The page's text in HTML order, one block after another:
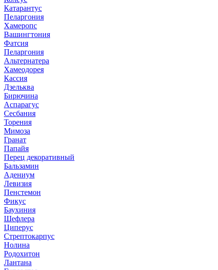
Катарантус
Пеларгония
Хамеропс
Вашингтония
Фатсия
Пеларгония
Альтернатера
Хамеодорея
Кассия
Дзельква
Бирючина
Аспарагус
Сесбания
Торения
Мимоза
Гранат
Папайя
Перец декоративный
Бальзамин
Адениум
Левизия
Пенстемон
Фикус
Баухиния
Шефлера
Циперус
Стрептокарпус
Нолина
Родохитон
Лантана